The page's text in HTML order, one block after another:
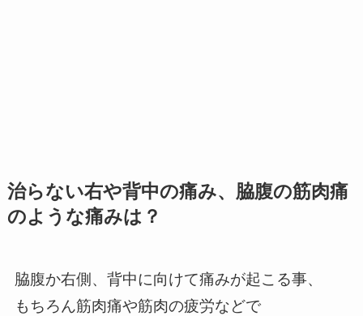
治らない右や背中の痛み、脇腹の筋肉痛
のような痛みは？
脇腹か右側、背中に向けて痛みが起こる事、
もちろん筋肉痛や筋肉の疲労などで